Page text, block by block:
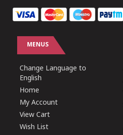
MENUS
Change Language to
English
Home
My Account
View Cart
Wish List